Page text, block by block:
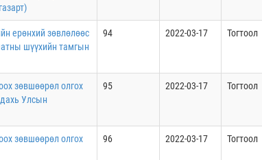
ерөнхий зөвлөлөөс
шүүхийн тамгын
94 2022-03-17 Тогтоол
зөвшөөрөл олгох
Улсын
95 2022-03-17 Тогтоол
зөвшөөрөл олгох
96 2022-03-17 Тогтоол